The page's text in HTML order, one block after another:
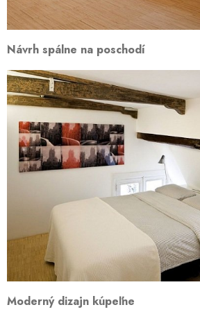
Návrh spálne na poschodí
Moderný dizajn kúpeľne